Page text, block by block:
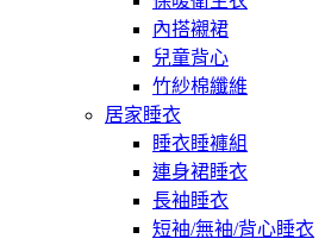
內搭襯裙
兒童背心
竹紗棉纖維
居家睡衣
睡衣睡褲組
連身裙睡衣
長袖睡衣
短袖/無袖/背心睡衣